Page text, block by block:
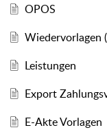
OPOS
Wiedervorlagen
Leistungen
Export
E-Akte Vorlagen